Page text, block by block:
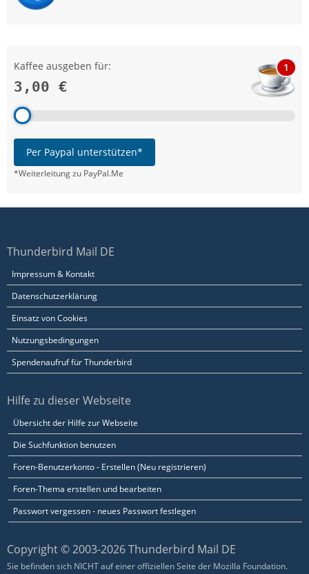
Kaffee ausgeben für:
3,00 €
1
Per Paypal unterstützen*
*Weiterleitung zu PayPal.Me
Thunderbird Mail DE
Impressum & Kontakt
Datenschutzerklärung
Einsatz von Cookies
Nutzungsbedingungen
Spendenaufruf für Thunderbird
Hilfe zu dieser Webseite
Übersicht der Hilfe zur Webseite
Die Suchfunktion benutzen
Foren-Benutzerkonto - Erstellen (Neu registrieren)
Foren-Thema erstellen und bearbeiten
Passwort vergessen - neues Passwort festlegen
Copyright © 2003-2026 Thunderbird Mail DE
Sie befinden sich NICHT auf einer offiziellen Seite der Mozilla Foundation.